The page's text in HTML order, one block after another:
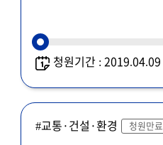
청원기간 :
#교통·건설·환경 청원만료